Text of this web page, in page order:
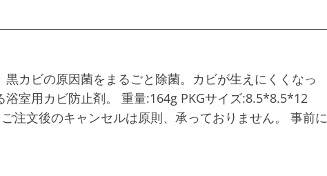
カビの原因菌をまるごと除菌。カビが生えにくくなっ
室用カビ防止剤。 重量:164g PKGサイズ:8.5*8.5*12
注文後のキャンセルは原則、承っておりません。 事前に